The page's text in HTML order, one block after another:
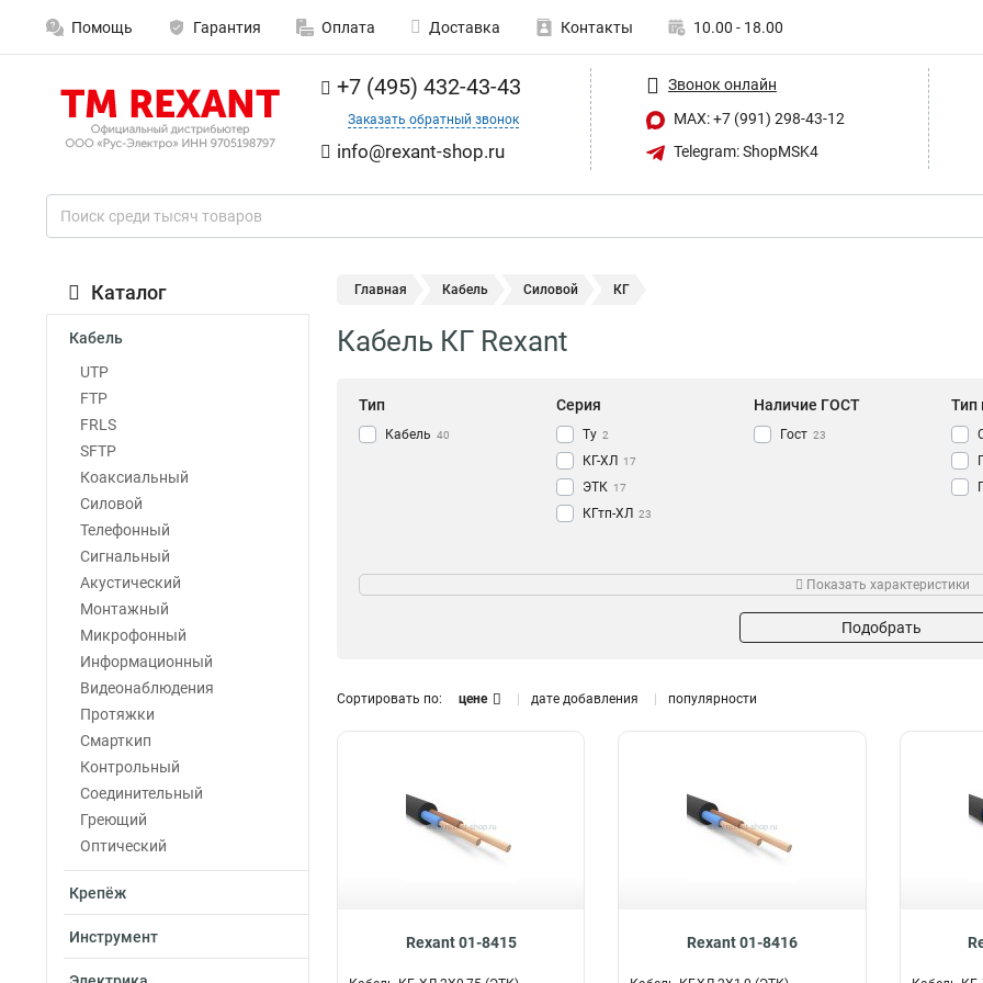
Помощь Гарантия Оплата Доставка Контакты 10.00 - 18.00
+7 (495) 432-43-43
Заказать обратный звонок
info@rexant-shop.ru
Звонок онлайн
MAX: +7 (991) 298-43-12
Telegram: ShopMSK4
Каталог
Кабель
UTP
FTP
FRLS
SFTP
Коаксиальный
Силовой
Телефонный
Сигнальный
Акустический
Монтажный
Микрофонный
Информационный
Видеонаблюдения
Протяжки
Смарткип
Контрольный
Соединительный
Греющий
Оптический
Крепёж
Инструмент
Главная Кабель Силовой КГ
Кабель КГ Rexant
Тип
Кабель 40
Серия
Ту 2
КГ-ХЛ 17
ЭТК 17
КГтп-ХЛ 23
Наличие ГОСТ
Гост 23
Тип
50 2
5 6
Показать характеристики
Подобрать
Сортировать по: цене дате добавления популярности
Rexant 01-8415 Rexant 01-8416